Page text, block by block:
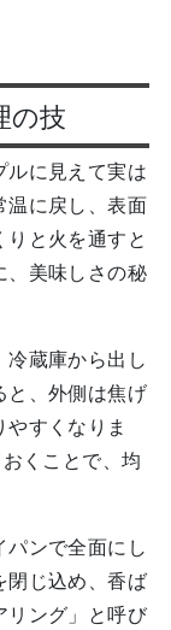
の技
ルに見えて実は
温に戻し、表面
と火を通すと
、美味しさの秘
冷蔵庫から出し
と、外側は焦げ
すくなりま
くことで、均
ンで全面にし
閉じ込め、香ば
リング」と呼び